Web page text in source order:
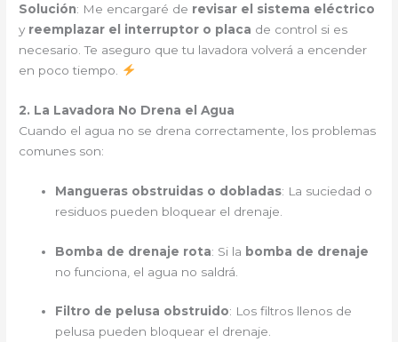
Solución: Me encargaré de revisar el sistema eléctrico
y reemplazar el interruptor o placa de control si es
necesario. Te aseguro que tu lavadora volverá a encender
en poco tiempo.
2. La Lavadora No Drena el Agua
Cuando el agua no se drena correctamente, los problemas
comunes son:
Mangueras obstruidas o dobladas: La suciedad o
residuos pueden bloquear el drenaje.
Bomba de drenaje rota: Si la bomba de drenaje
no funciona, el agua no saldrá.
Filtro de pelusa obstruido: Los filtros llenos de
pelusa pueden bloquear el drenaje.